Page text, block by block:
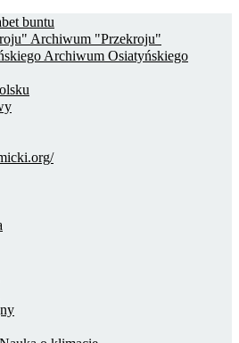
buntu
Archiwum "Przekroju"
Archiwum Osiatyńskiego